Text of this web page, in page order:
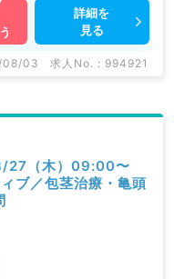
詳細を
見る
08/03 求人No. : 994921
27（木）09:00〜
ブ／包茎治療・亀頭